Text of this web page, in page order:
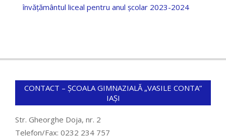
învățământul liceal pentru anul școlar 2023-2024
CONTACT – ȘCOALA GIMNAZIALĂ „VASILE CONTA”
IAȘI
Str. Gheorghe Doja, nr. 2
Telefon/Fax: 0232 234 757